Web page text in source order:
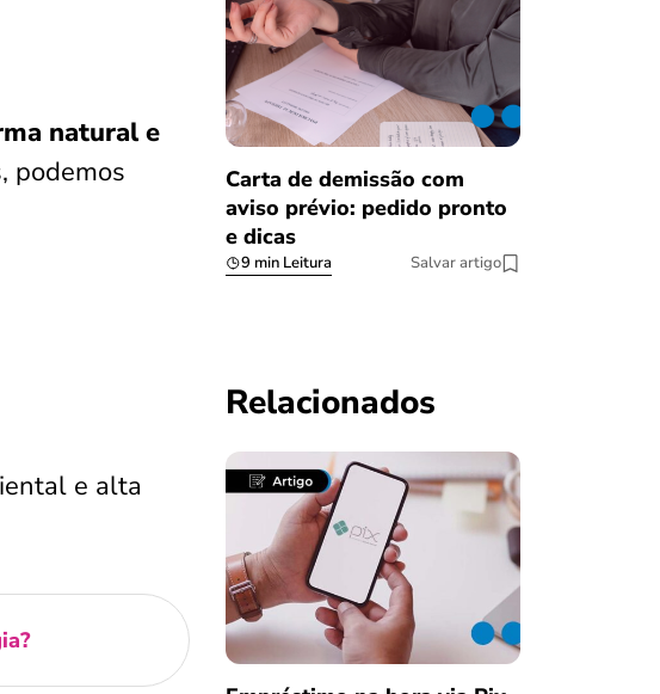
natural e
podemos
e alta
Carta de demissão com
aviso prévio: pedido pronto
e dicas
9 min Leitura Salvar artigo
Relacionados